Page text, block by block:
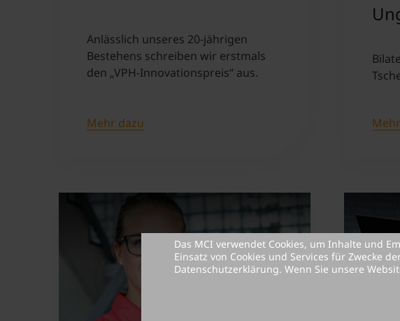
Anlässlich unseres 20-jährigen
Bestehens schreiben wir erstmals
den „VPH-Innovationspreis“ aus.
Mehr dazu
Das MCI verwendet Cookies, um Inhalte und
Einsatz von Cookies und Services für Zwecke
Datenschutzerklärung. Wenn Sie unsere